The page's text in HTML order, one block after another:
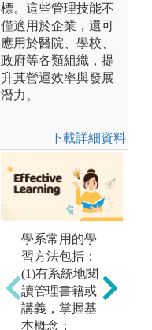
標。這些管理技能不
僅適用於企業，還可
應用於醫院、學校、
政府等各類組織，提
升其營運效率與發展
潛力。
下載詳細資料
智能行銷與流
學系常用的學
習方法包括：
(1)有系統地閱
讀管理書籍或
講義，掌握基
本概念；